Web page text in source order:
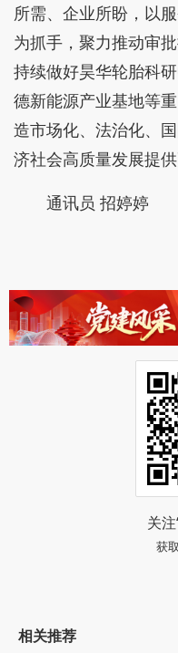
所需、企业所盼，以
为抓手，聚力推动审
持续做好昊华轮胎科
德新能源产业基地等
造市场化、法治化、
济社会高质量发展提
通讯员 招婷婷
关
获
相关推荐